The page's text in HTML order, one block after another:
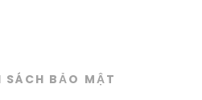
SÁCH BẢO MẬT